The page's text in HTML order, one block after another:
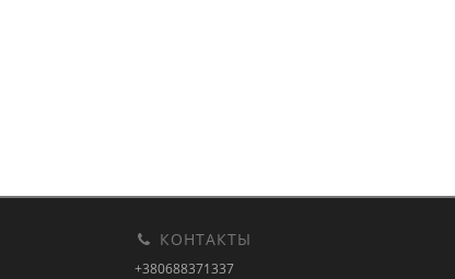
КОНТАКТЫ
+380688371337